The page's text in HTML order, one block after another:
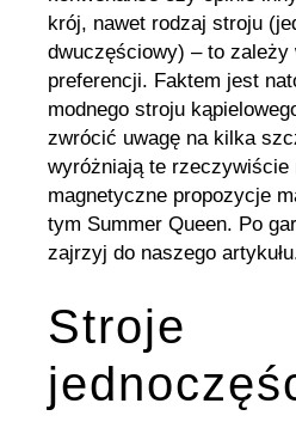
krój, nawet rodzaj stroju
dwuczęściowy) – to zależy
preferencji. Faktem jest
modnego stroju
zwrócić uwagę na kilka
wyróżniają te rzeczywiście
magnetyczne propozycje
tym Summer Queen. Po
zajrzyj do naszego
Stroje